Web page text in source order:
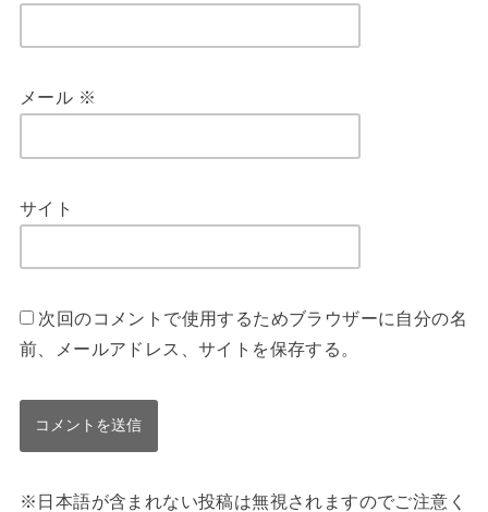
メール ※
サイト
次回のコメントで使用するためブラウザーに自分の名
前、メールアドレス、サイトを保存する。
※日本語が含まれない投稿は無視されますのでご注意く